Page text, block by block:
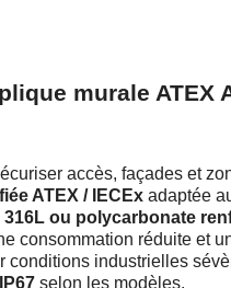
murale ATEX
accès, façades et
ATEX / IECEx adaptée
ou polycarbonate
consommation réduite et
conditions industrielles
selon les modèles.